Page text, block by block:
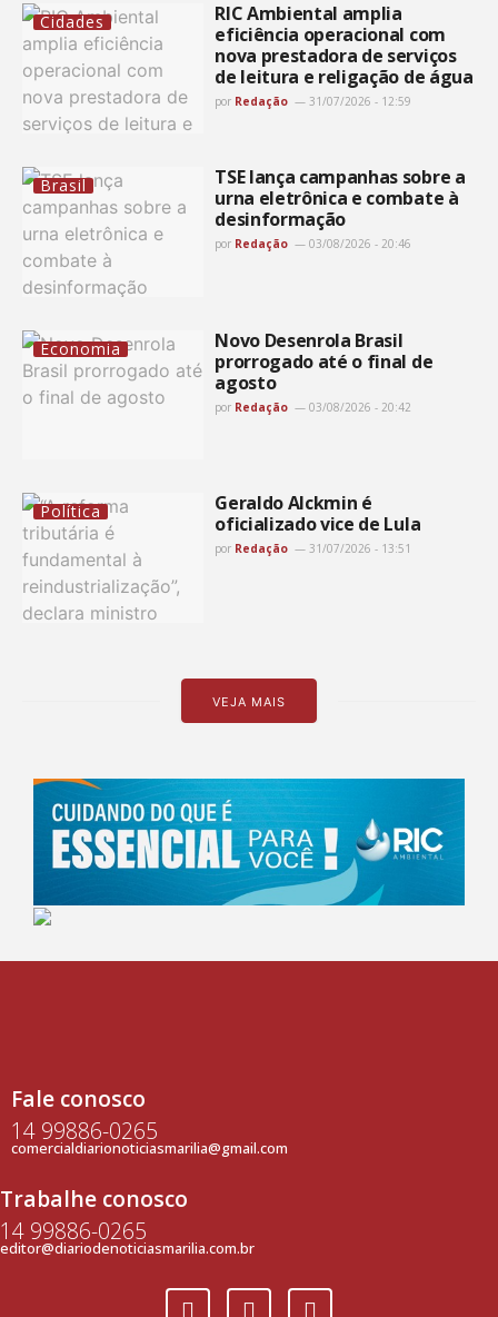
Cidades
RIC Ambiental amplia
eficiência operacional com
nova prestadora de serviços
de leitura e religação de água
por Redação 31/07/2026 - 12:59
Brasil
TSE lança campanhas sobre a
urna eletrônica e combate à
desinformação
por Redação 03/08/2026 - 20:46
Economia
Novo Desenrola Brasil
prorrogado até o final de
agosto
por Redação 03/08/2026 - 20:42
Política
Geraldo Alckmin é
oficializado vice de Lula
por Redação 31/07/2026 - 13:51
VEJA MAIS
Fale conosco
14 99886-0265
comercialdiarionoticiasmarilia@gmail.com
Trabalhe conosco
14 99886-0265
editor@diariodenoticiasmarilia.com.br